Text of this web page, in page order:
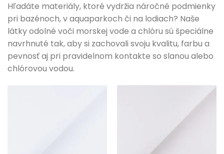
Hľadáte materiály, ktoré vydržia náročné podmienky
pri bazénoch, v aquaparkoch či na lodiach? Naše
látky odolné voči morskej vode a chlóru sú špeciálne
navrhnuté tak, aby si zachovali svoju kvalitu, farbu a
pevnosť aj pri pravidelnom kontakte so slanou alebo
chlórovou vodou.